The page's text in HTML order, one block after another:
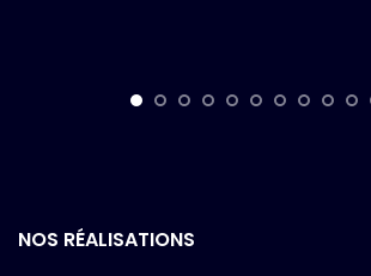
NOS RÉALISATIONS